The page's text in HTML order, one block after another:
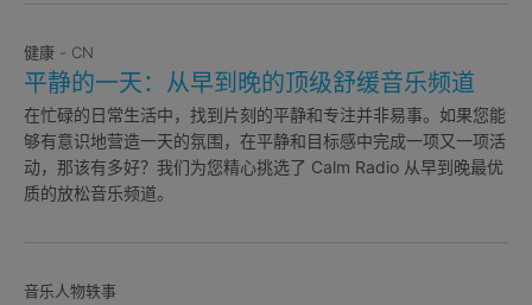
健康 - CN
平静的一天：从早到晚的顶级舒缓音乐频道
在忙碌的日常生活中，找到片刻的平静和专注并非易事。如果您能
够有意识地营造一天的氛围，在平静和目标感中完成一项又一项活
动，那该有多好？我们为您精心挑选了 Calm Radio 从早到晚最优
质的放松音乐频道。
音乐人物轶事